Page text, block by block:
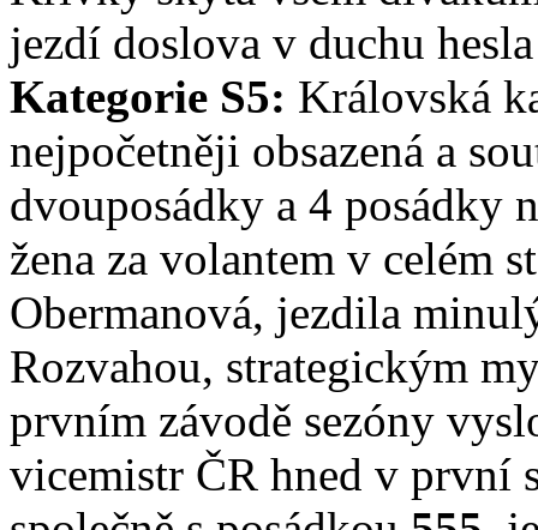
jezdí doslova v duchu
Kategorie S5: Královská
nejpočetněji obsazená a
dvouposádky a 4 posádky
žena za volantem v celém
Obermanová, jezdila
Rozvahou, strategickým
prvním závodě sezóny
vicemistr ČR hned v první